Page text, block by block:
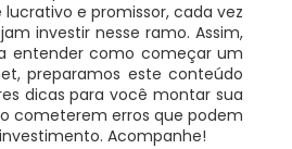
e promissor, cada vez
investir nesse ramo. Assim,
entender como começar um
preparamos este conteúdo
dicas para você montar sua
cometerem erros que podem
Acompanhe!